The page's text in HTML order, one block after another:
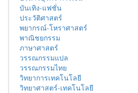
บันเทิง-แฟชั่น
ประวัติศาสตร์
พยากรณ์-โหราศาสตร์
พาณิชยกรรม
ภาษาศาสตร์
วรรณกรรมแปล
วรรณกรรมไทย
วิทยาการเทคโนโลยี
วิทยาศาสตร์-เทคโนโลยี